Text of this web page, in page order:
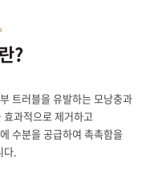
?
트러블을 유발하는 모낭충과
과적으로 제거하고
수분을 공급하여 촉촉함을
다.